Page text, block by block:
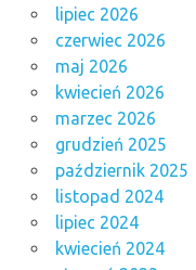
lipiec 2026
czerwiec 2026
maj 2026
kwiecień 2026
marzec 2026
grudzień 2025
październik 2025
listopad 2024
lipiec 2024
kwiecień 2024